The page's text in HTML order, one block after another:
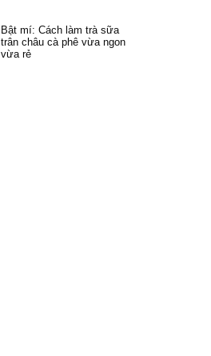
Bật mí: Cách làm trà sữa
trân châu cà phê vừa ngon
vừa rẻ